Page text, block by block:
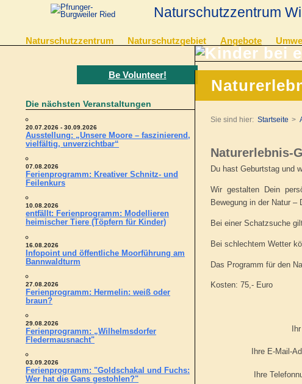
Naturschutzzentrum
Naturschutzzentrum Naturschutzgebiet Angebote
Sie sind hier: Startseite
Naturerlebnis-
Du hast Geburtstag und
Wir gestalten Dein
Bewegung in der Natur –
Bei einer Schatzsuche
Bei schlechtem Wetter
Das Programm für den
Kosten: 75,- Euro
Ihre E-Mail-
Ihre
Be Volunteer!
Die nächsten Veranstaltungen
20.07.2026 - 30.09.2026
Ausstellung: „Unsere Moore – faszinierend,
vielfältig, unverzichtbar“
07.08.2026
Ferienprogramm: Kreativer Schnitz- und
Feilenkurs
10.08.2026
entfällt: Ferienprogramm: Modellieren
heimischer Tiere (Töpfern für Kinder)
16.08.2026
Infopoint und öffentliche Moorführung am
Bannwaldturm
27.08.2026
Ferienprogramm: Hermelin: weiß oder
braun?
29.08.2026
Ferienprogramm: „Wilhelmsdorfer
Fledermausnacht"
03.09.2026
Ferienprogramm: "Goldschakal und Fuchs:
Wer hat die Gans gestohlen?"